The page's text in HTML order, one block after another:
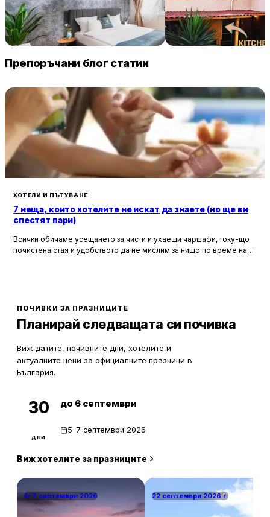
National Palace Of Culture 1 Step
Away!
София 235 € / нощувка
PIJAMA HOUSE
Пловдив 32
Препоръчани блог статии
ХОТЕЛИ И ПЪТУВАНЕ
7 неща, които хотелите не искат да знаете (но ще ви
спестят пари)
Всички обичаме усещането за чисти и ухаещи чаршафи, току-що
почистена стая и удобството да не мислим за нищо по време на
ПОЧИВКИ ЗА ПРАЗНИЦИТЕ
Планирай следващата си почивка
Виж датите, почивните дни, хотелите и
актуалните цени за официалните празници в
България.
30
дни
до 6 септември
5–7 септември 2026
Виж хотелите за празниците
5–7 септември 2026 22 септември 2026 г.